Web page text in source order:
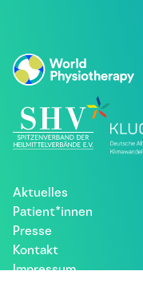
Aktuelles
Patient*innen
Presse
Kontakt
Impressum